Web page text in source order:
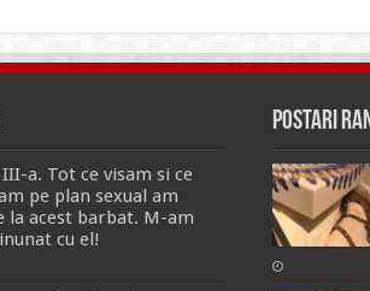
a. Tot ce visam si ce
pe plan sexual am
la acest barbat. M-am
cu el!
Postari